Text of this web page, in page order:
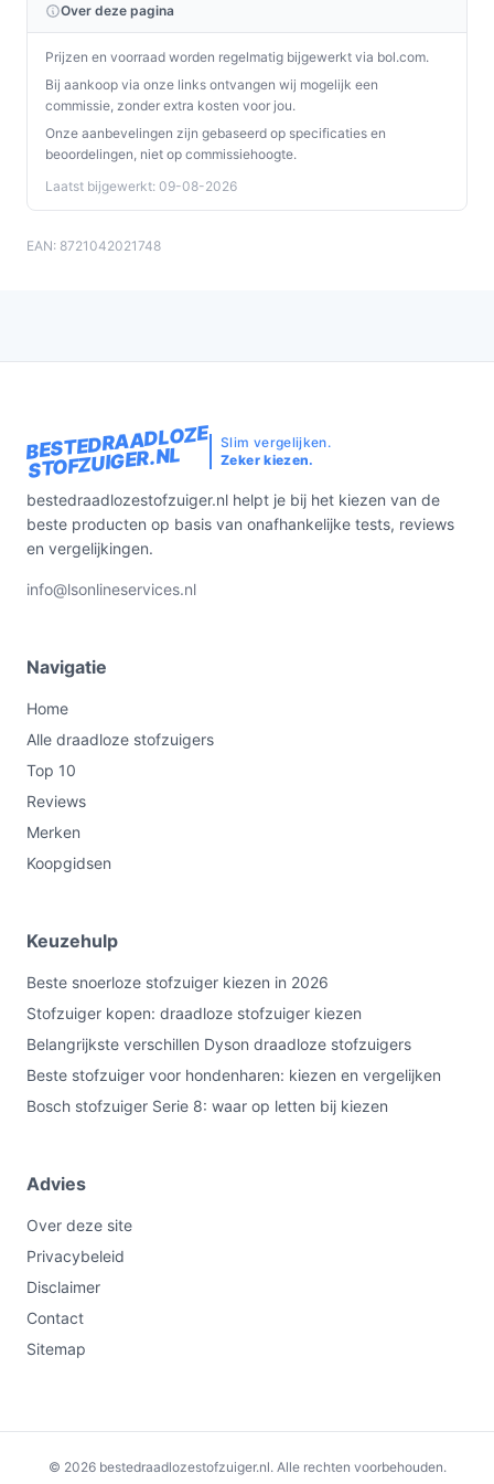
Over deze pagina
Prijzen en voorraad worden regelmatig bijgewerkt via bol.com.
Bij aankoop via onze links ontvangen wij mogelijk een
commissie, zonder extra kosten voor jou.
Onze aanbevelingen zijn gebaseerd op specificaties en
beoordelingen, niet op commissiehoogte.
Laatst bijgewerkt: 09-08-2026
EAN: 8721042021748
€149,99 Bekijk op bol.com
BESTEDRAADLOZE
STOFZUIGER.NL
Slim vergelijken.
Zeker kiezen.
bestedraadlozestofzuiger.nl helpt je bij het kiezen van de
beste producten op basis van onafhankelijke tests, reviews
en vergelijkingen.
info@lsonlineservices.nl
Navigatie
Home
Alle draadloze stofzuigers
Top 10
Reviews
Merken
Koopgidsen
Keuzehulp
Beste snoerloze stofzuiger kiezen in 2026
Stofzuiger kopen: draadloze stofzuiger kiezen
Belangrijkste verschillen Dyson draadloze stofzuigers
Beste stofzuiger voor hondenharen: kiezen en vergelijken
Bosch stofzuiger Serie 8: waar op letten bij kiezen
Advies
Over deze site
Privacybeleid
Disclaimer
Contact
Sitemap
© 2026 bestedraadlozestofzuiger.nl. Alle rechten voorbehouden.